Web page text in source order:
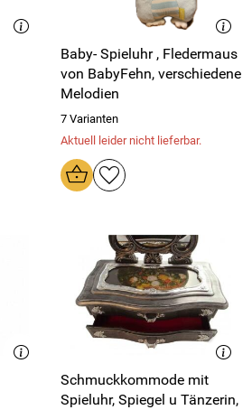
Baby- Spieluhr , Fledermaus
von BabyFehn, verschiedene
Melodien
7 Varianten
Aktuell leider nicht lieferbar.
Schmuckkommode mit
Spieluhr, Spiegel u Tänzerin,